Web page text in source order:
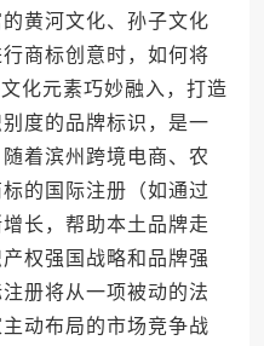
黄河文化、孙子文化
商标创意时，如何将
化元素巧妙融入，打造
度的品牌标识，是一
着滨州跨境电商、农
的国际注册（如通过
长，帮助本土品牌走
权强国战略和品牌强
册将从一项被动的法
动布局的市场竞争战